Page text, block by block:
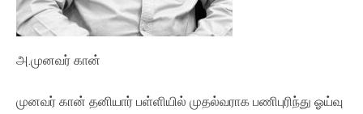
அ.முனவர் கான்
முனவர் கான் தனியார் பள்ளியில் முதல்வராக பணிபுரிந்து ஓய்வு